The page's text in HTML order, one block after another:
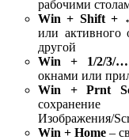
рабочими
Win + Shift+
или активного
другой
Win + 1/2/3/…
окнами или
Win + Prnt
Изображения/
Win + Home –